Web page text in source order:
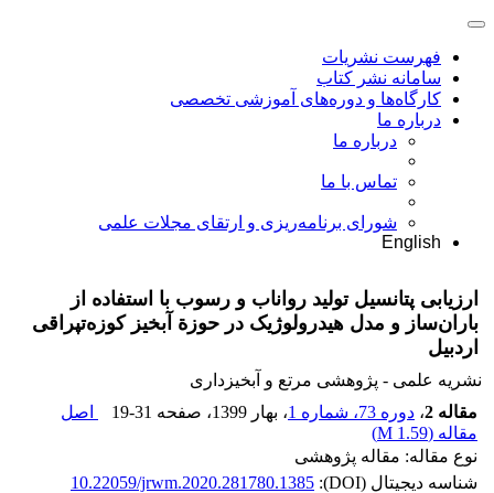
فهرست نشریات
سامانه نشر کتاب
کارگاه‌ها و دوره‌های آموزشی تخصصی
درباره ما
درباره ما
تماس با ما
شورای برنامه‌ریزی و ارتقای مجلات علمی
English
ارزیابی پتانسیل تولید رواناب و رسوب با استفاده از
باران‌ساز و مدل هیدرولوژیک در حوزة آبخیز کوزه‌تپراقی
اردبیل
نشریه علمی - پژوهشی مرتع و آبخیزداری
مقاله 2
، دوره 73، شماره 1 ، بهار 1399 ، صفحه 19-31
اصل
مقاله (1.59 M
)
نوع مقاله: مقاله پژوهشی
شناسه دیجیتال (DOI):
10.22059/jrwm.2020.281780.1385